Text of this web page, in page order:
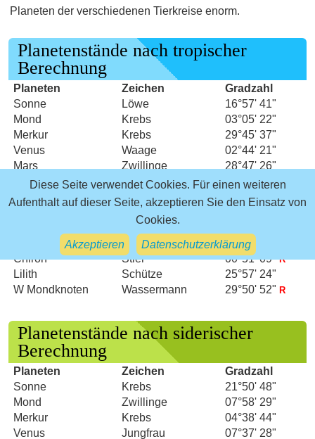
Diese Seite verwendet Cookies. Für einen weiteren
Aufenthalt auf dieser Seite, akzeptieren Sie den Einsatz von
Cookies.
Akzeptieren Datenschutzerklärung
Planeten der verschiedenen Tierkreise enorm.
Planetenstände nach tropischer
Berechnung
Planeten Zeichen
Gradzahl
Sonne
Löwe
16°57' 41"
Mond
Krebs
03°05' 22"
Merkur
Krebs
29°45' 37"
Venus
Waage
02°44' 21"
Mars
Zwillinge
28°47' 26"
Jupiter
Löwe
08°50' 49"
Saturn
Widder 14°35' 26"
Widder
Wassermann 03°58' 43"
Chiron Stier 00°51' 09"R
Lilith Schütze
25°57' 24"
W Mondknoten
Wassermann 29°50' 52"R
Planetenstände nach siderischer
Berechnung
Planeten Zeichen
Gradzahl
Sonne
Krebs
21°50' 48"
Mond
Zwillinge
07°58' 29"
Merkur
Krebs
04°38' 44"
Venus
Jungfrau
07°37' 28"